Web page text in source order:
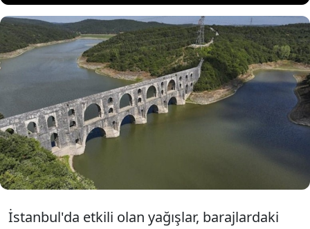
İstanbul'da etkili olan yağışların ardından
barajlardaki doluluk oranları arttı. İSKİ
verilerine göre İstanbul'un barajlarındaki
toplam doluluk oranı 4 Aralık'ta yüzde 34,02
iken 17 Aralık'ta yüzde 47,45 oldu.
İstanbul'da etkili olan yağışlar, barajlardaki